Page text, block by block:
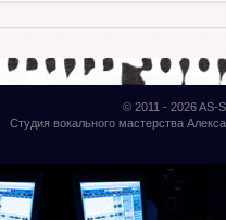
© 2011 - 2026AS-
Студия вокального мастерства